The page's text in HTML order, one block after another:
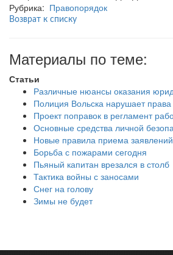
Рубрика: Правопорядок
Возврат к списку
Материалы по теме:
Статьи
Различные нюансы оказания
Полиция Вольска нарушает права
Проект поправок в регламент
Основные средства личной
Новые правила приема
Борьба с пожарами сегодня
Пьяный капитан врезался в столб
Тактика войны с заносами
Снег на голову
Зимы не будет